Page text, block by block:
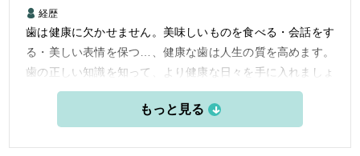
経歴
歯は健康に欠かせません。美味しいものを食べる・会話をす
る・美しい表情を保つ…、健康な歯は人生の質を高めます。
歯の正しい知識を知って、より健康な日々を手に入れましょ